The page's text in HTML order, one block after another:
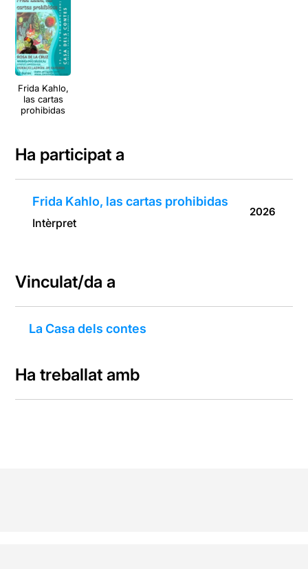
Frida Kahlo,
las cartas
prohibidas
Ha participat a
Frida Kahlo, las cartas prohibidas
Intèrpret
2026
Vinculat/da a
La Casa dels contes
Ha treballat amb